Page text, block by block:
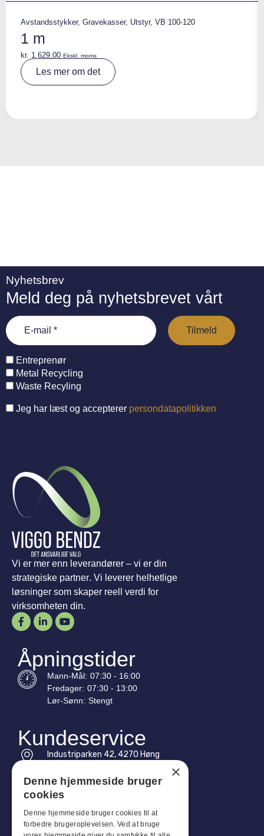
Avstandsstykker, Gravekasser, Utstyr, VB 100-120
1 m
kr. 1.629,00 Ekskl. moms
Les mer om det
Nyhetsbrev
Meld deg på nyhetsbrevet vårt
Entreprenør
Metal Recycling
Waste Recyling
Jeg har læst og accepterer persondatapolitikken
Vi er mer enn leverandører – vi er din
strategiske partner. Vi leverer helhetlige
løsninger som skaper reell verdi for
virksomheten din.
Åpningstider
Mann-Mål: 07:30 - 16:00
Fredager: 07:30 - 13:00
Lør-Sønn: Stengt
Kundeservice
Industriparken 42, 4270 Høng
Tlf: +45 4396 4122
E-post: vb@viggobendz.dk
×
Denne hjemmeside bruger
cookies
Denne hjemmeside bruger cookies til at
forbedre brugeroplevelsen. Ved at bruge